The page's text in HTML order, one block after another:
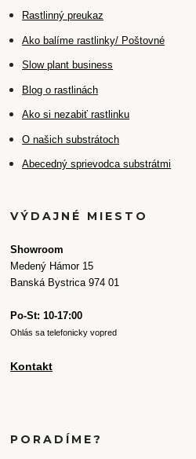
Rastlinný preukaz
Ako balíme rastlinky/ Poštovné
Slow plant business
Blog o rastlinách
Ako si nezabiť rastlinku
O našich substrátoch
Abecedný sprievodca substrátmi
VÝDAJNÉ MIESTO
Showroom
Medený Hámor 15
Banská Bystrica 974 01
Po-St: 10-17:00
Ohlás sa telefonicky vopred
Kontakt
PORADÍME?